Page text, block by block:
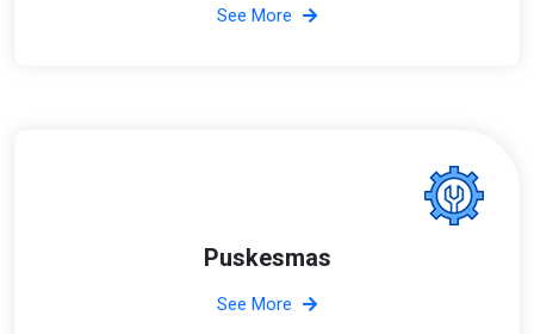
See More
Puskesmas
See More